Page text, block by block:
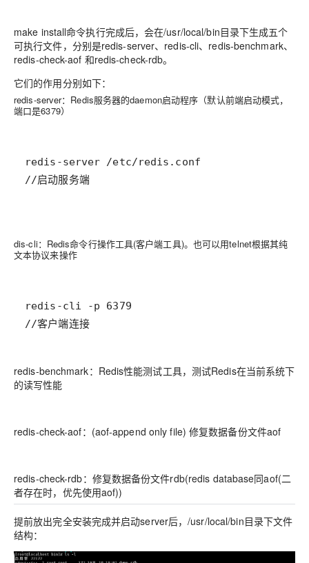
make install命令执行完成后，会在/usr/local/bin目录下生成五个
可执行文件，分别是redis-server、redis-cli、redis-benchmark、
redis-check-aof 和redis-check-rdb。
它们的作用分别如下：
redis-server：Redis服务器的daemon启动程序（默认前端启动模式，
端口是6379）
//启动服务端
dis-cli：Redis命令行操作工具(客户端工具)。也可以用telnet根据其纯
文本协议来操作
//客户端连接
redis-benchmark：Redis性能测试工具，测试Redis在当前系统下
的读写性能
redis-check-aof：(aof-append only file) 修复数据备份文件aof
redis-check-rdb：修复数据备份文件rdb(redis database同aof(二
者存在时，优先使用aof))
提前放出完全安装完成并启动server后，/usr/local/bin目录下文件
结构：